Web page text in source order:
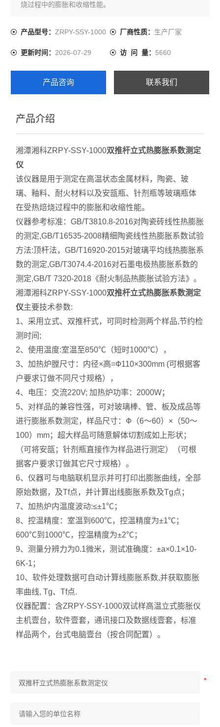
烧过程中的膨胀和收缩性能。
产品型号：ZRPY-SSY-1000 厂商性质： 生产厂家
更新时间：2026-07-29 访 问 量： 5660
产品咨询 联系我们
产品介绍
湘潭湘科ZRPY-SSY-1000双推杆立式热膨胀系数测定
仪
该仪器是用于测定在高温状态金属材料，陶瓷、玻
璃、釉料、耐火材料以及安瓿瓶、针剂瓶等玻璃瓶体
在受热焙烧过程中的膨胀和收缩性能。
仪器参考标准：GB/T3810.8-2016对陶瓷砖线性热膨胀
的测定,GB/T16535-2008精细陶瓷线性热膨胀系数试验
方法:顶杆法，GB/T16920-2015对玻璃平均线热膨胀系
数的测定,GB/T3074.4-2016对石墨电极热膨胀系数的
测定,GB/T 7320-2018《耐火制品热膨胀试验方法》。
湘潭湘科ZRPY-SSY-1000双推杆立式热膨胀系数测定
仪主要技术参数:
1、采用立式、双推杆式，可同时检测两个样品,节约检
测时间;
2、使用温度:室温至850℃（短时1000℃），
3、加热炉膛尺寸：内径×高=Ф110×300mm (可根据客
户要求订做不同尺寸规格），
4、电压：交流220V; 加热炉功率：2000W；
5、对样品的兼容性强，可对玻璃棒、管、板及成品等
进行膨胀系数测定，样品尺寸：Ф（6～60）×（50～
100）mm；超大样品可随意解体切割成如上形状；
（可将安瓿；针剂瓶直接作为样品进行测定）（可根
据客户要求订做其它尺寸规格）。
6、仪器可与电脑联机显示并可打印出膨胀曲线，全部
原始数据，及Tf点，并计算出线膨胀系数及Tg点；
7、加热炉内温度波动:≤±1℃；
8、控温精度：室温到600℃，控温精度为±1℃；
600℃到1000℃，控温精度为±2℃；
9、测量分辨力为0.1微米，测试准确度：±a×0.1×10-
6K-1；
10、软件处理数据可自动计算线膨胀系数,并获取膨胀
率曲线, Tg、Tf点.
仪器配置：含ZRPY-SSY-1000双试样高温立式膨胀仪
主机壹台，软件壹套，通讯接口及数据线壹套，标准
样品两个，台式电脑壹台（按合同配置）。